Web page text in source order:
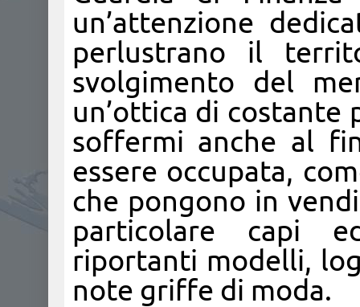
un’attenzione
perlustrano il
svolgimento del
un’ottica di costante
soffermi anche al
essere occupata,
che pongono in
particolare capi
riportanti modelli,
note griffe di moda.